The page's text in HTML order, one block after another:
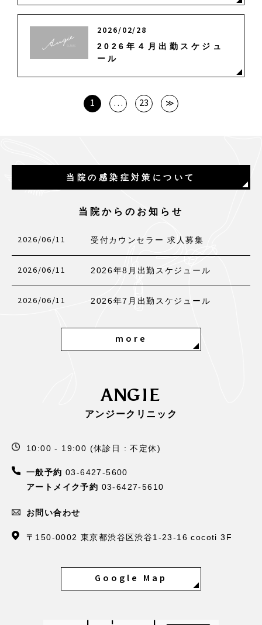
2026/02/28
2026年４月出勤スケジュ
ール
1 … 23 ≫
当院の感染症対策について
当院からのお知らせ
2026/06/11 受付カウンセラー 求人募集
2026/06/11 2026年8月出勤スケジュール
2026/06/11 2026年7月出勤スケジュール
more
ANGIE
アンジークリニック
10:00 - 19:00 (休診日 : 不定休)
一般予約 03-6427-5600
アートメイク予約 03-6427-5610
お問い合わせ
〒150-0002 東京都渋谷区渋谷1-23-16 cocoti 3F
Google Map